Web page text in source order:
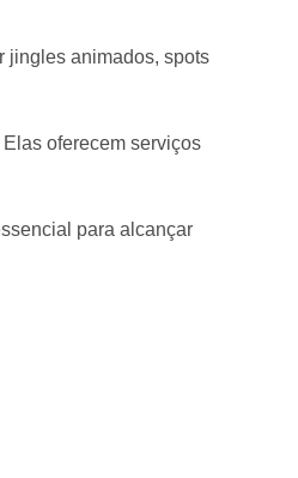
jingles animados, spots
oferecem serviços
para alcançar